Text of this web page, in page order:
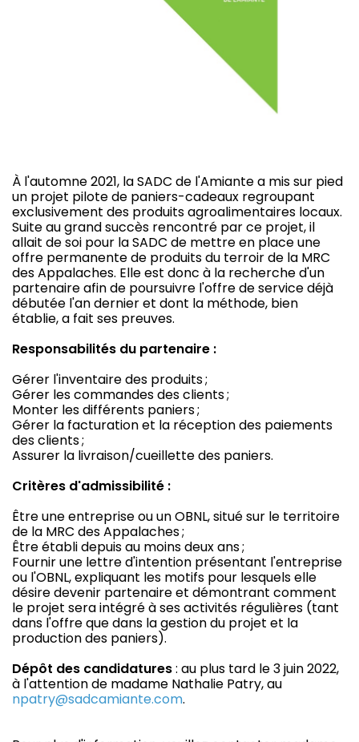
À l'automne 2021, la SADC de l'Amiante a mis sur pied
un projet pilote de paniers-cadeaux regroupant
exclusivement des produits agroalimentaires locaux.
Suite au grand succès rencontré par ce projet, il
allait de soi pour la SADC de mettre en place une
offre permanente de produits du terroir de la MRC
des Appalaches. Elle est donc à la recherche d'un
partenaire afin de poursuivre l'offre de service déjà
débutée l'an dernier et dont la méthode, bien
établie, a fait ses preuves.
Responsabilités du partenaire :
Gérer l'inventaire des produits ;
Gérer les commandes des clients ;
Monter les différents paniers ;
Gérer la facturation et la réception des paiements
des clients ;
Assurer la livraison/cueillette des paniers.
Critères d'admissibilité :
Être une entreprise ou un OBNL, situé sur le territoire
de la MRC des Appalaches ;
Être établi depuis au moins deux ans ;
Fournir une lettre d'intention présentant l'entreprise
ou l'OBNL, expliquant les motifs pour lesquels elle
désire devenir partenaire et démontrant comment
le projet sera intégré à ses activités régulières (tant
dans l'offre que dans la gestion du projet et la
production des paniers).
Dépôt des candidatures: au plus tard le 3 juin 2022,
à l'attention de madame Nathalie Patry, au
npatry@sadcamiante.com.